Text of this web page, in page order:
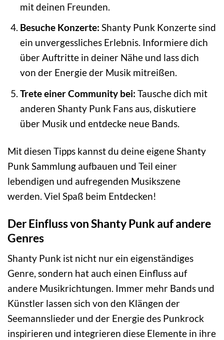
mit deinen Freunden.
Besuche Konzerte: Shanty Punk Konzerte sind
ein unvergessliches Erlebnis. Informiere dich
über Auftritte in deiner Nähe und lass dich
von der Energie der Musik mitreißen.
Trete einer Community bei: Tausche dich mit
anderen Shanty Punk Fans aus, diskutiere
über Musik und entdecke neue Bands.
Mit diesen Tipps kannst du deine eigene Shanty
Punk Sammlung aufbauen und Teil einer
lebendigen und aufregenden Musikszene
werden. Viel Spaß beim Entdecken!
Der Einfluss von Shanty Punk auf andere
Genres
Shanty Punk ist nicht nur ein eigenständiges
Genre, sondern hat auch einen Einfluss auf
andere Musikrichtungen. Immer mehr Bands und
Künstler lassen sich von den Klängen der
Seemannslieder und der Energie des Punkrock
inspirieren und integrieren diese Elemente in ihre